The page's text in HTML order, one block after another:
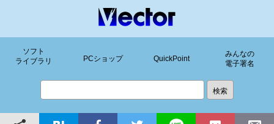
ソフト
ライブラリ
PCショップ QuickPoint
みんなの
電子署名